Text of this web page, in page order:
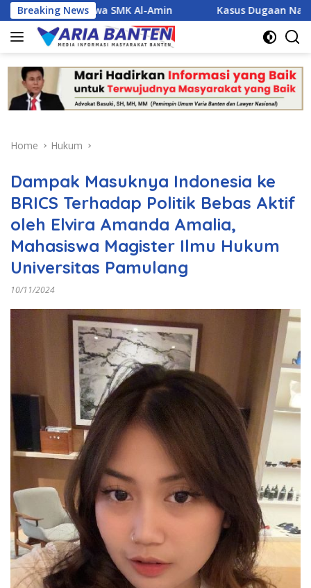
Skip
to
content
Breaking News
SMK Al-Amin Kasus Dugaan Narkoba Jerat Tiga
Home Hukum
Dampak Masuknya Indonesia ke
BRICS Terhadap Politik Bebas Aktif
oleh Elvira Amanda Amalia,
Mahasiswa Magister Ilmu Hukum
Universitas Pamulang
10/11/2024